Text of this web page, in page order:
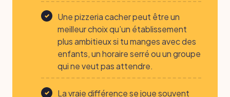
Une pizzeria cacher peut être un
meilleur choix qu’un établissement
plus ambitieux si tu manges avec des
enfants, un horaire serré ou un groupe
qui ne veut pas attendre.
La vraie différence se joue souvent